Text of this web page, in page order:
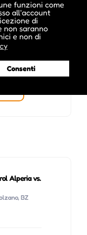
funzioni come
all'account
di
saranno
e non di
Consenti
Alperia vs.
BZ